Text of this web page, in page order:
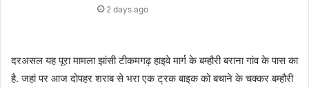
2 days ago
दरअसल यह पूरा मामला झांसी टीकमगढ़ हाइवे मार्ग के बम्हौरी बराना गांव के पास का
है. जहां पर आज दोपहर शराब से भरा एक ट्रक बाइक को बचाने के चक्कर बम्हौरी